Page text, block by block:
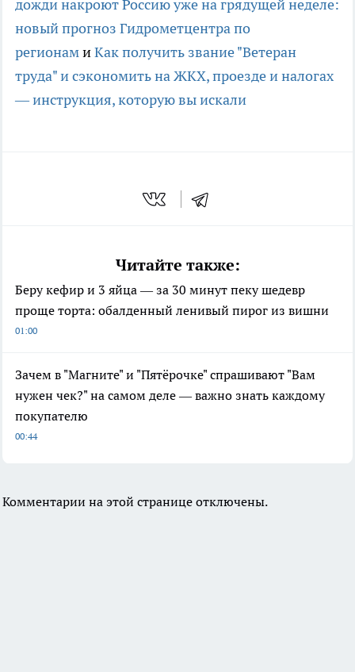
дожди накроют Россию уже на грядущей неделе:
новый прогноз Гидрометцентра по
регионамиКак получить звание "Ветеран
труда" и сэкономить на ЖКХ, проезде и налогах
— инструкция, которую вы искали
Читайте также:
Беру кефир и 3 яйца — за 30 минут пеку шедевр
проще торта: обалденный ленивый пирог из вишни
01:00
Зачем в "Магните" и "Пятёрочке" спрашивают "Вам
нужен чек?" на самом деле — важно знать каждому
покупателю
00:44
Комментарии на этой странице отключены.